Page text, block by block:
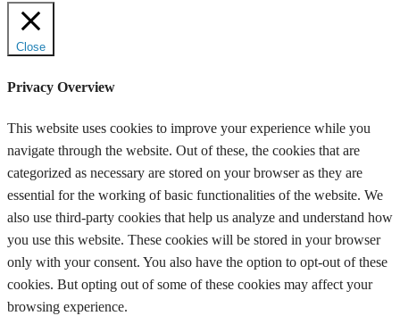
Close
Privacy Overview
This website uses cookies to improve your experience while you
navigate through the website. Out of these, the cookies that are
categorized as necessary are stored on your browser as they are
essential for the working of basic functionalities of the website. We
also use third-party cookies that help us analyze and understand how
you use this website. These cookies will be stored in your browser
only with your consent. You also have the option to opt-out of these
cookies. But opting out of some of these cookies may affect your
browsing experience.